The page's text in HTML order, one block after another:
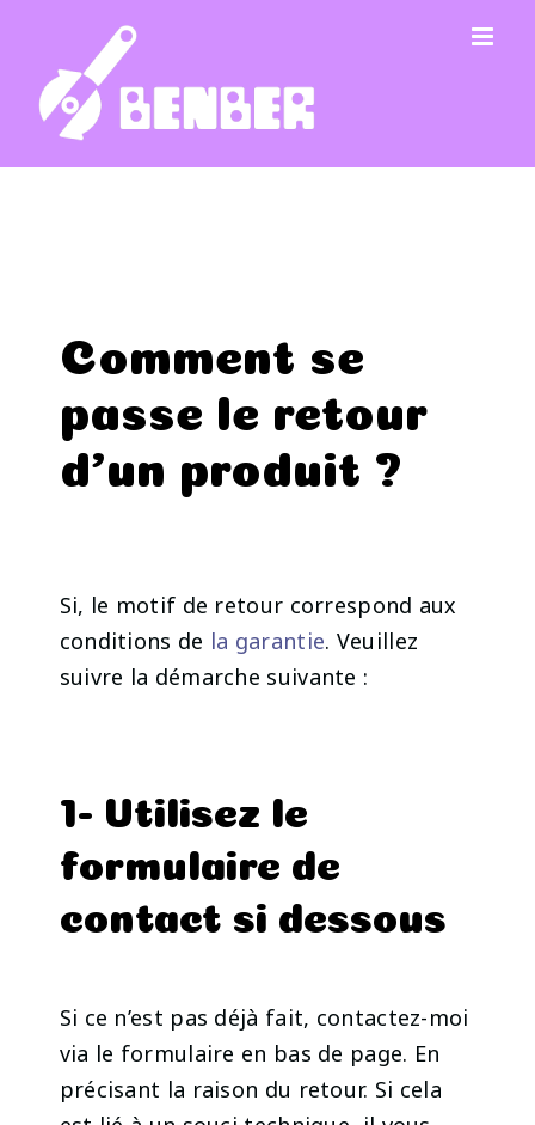
contenu
Comment se
passe le retour
d’un produit ?
Si, le motif de retour correspond aux
conditions de la garantie. Veuillez
suivre la démarche suivante :
1- Utilisez le
formulaire de
contact si dessous
Si ce n’est pas déjà fait, contactez-moi
via le formulaire en bas de page. En
précisant la raison du retour. Si cela